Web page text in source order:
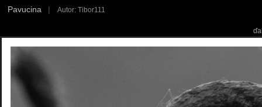
Pavucina | Autor: Tibor111